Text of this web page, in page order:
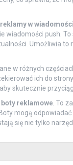
reklamy w
push.
Umożliwia
w różnych
ich do
skutecznie
boty reklamowe. To
mogą
się nie tylko